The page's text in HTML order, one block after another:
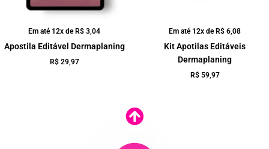
Em até 12x de R$ 3,04
Apostila Editável Dermaplaning
R$29,97
Em até 12x de R$ 6,08
Kit Apotilas Editáveis
Dermaplaning
R$59,97